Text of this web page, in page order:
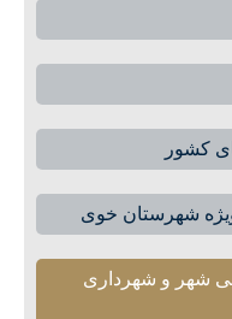
کشور
شهرستان خوی
شهر و شهرداری